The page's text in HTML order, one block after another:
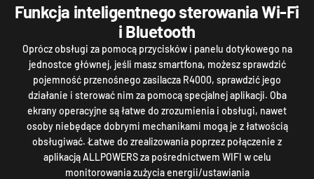
Funkcja inteligentnego sterowania Wi-Fi
i Bluetooth
Oprócz obsługi za pomocą przycisków i panelu dotykowego na
jednostce głównej, jeśli masz smartfona, możesz sprawdzić
pojemność przenośnego zasilacza R4000, sprawdzić jego
działanie i sterować nim za pomocą specjalnej aplikacji. Oba
ekrany operacyjne są łatwe do zrozumienia i obsługi, nawet
osoby niebędące dobrymi mechanikami mogą je z łatwością
obsługiwać. Łatwe do zrealizowania poprzez połączenie z
aplikacją ALLPOWERS za pośrednictwem WIFI w celu
monitorowania zużycia energii/ustawiania